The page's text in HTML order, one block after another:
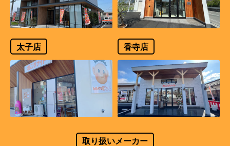
太子店 香寺店
取り扱いメーカー